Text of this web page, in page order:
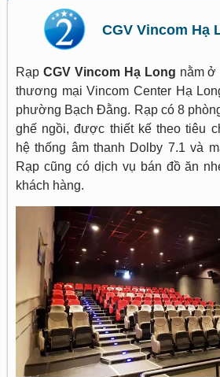
CGV Vincom Hạ
Rạp CGV Vincom Hạ Long nằm ở
thương mại Vincom Center Hạ
phường Bạch Đằng. Rạp có 8
ghế ngồi, được thiết kế theo tiêu
hệ thống âm thanh Dolby 7.1 và
Rạp cũng có dịch vụ bán đồ ăn
khách hàng.